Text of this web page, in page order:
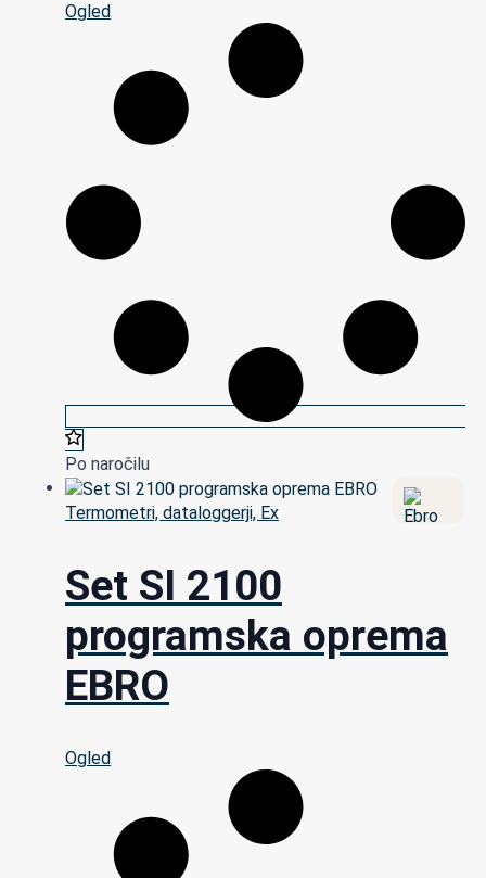
Ogled
Po naročilu
Termometri, dataloggerji, Ex
Set SI 2100
programska oprema
EBRO
Ogled